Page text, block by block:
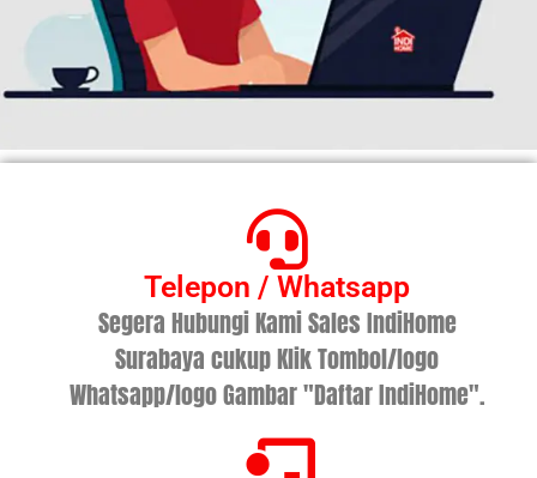
Telepon / Whatsapp
Segera Hubungi Kami Sales IndiHome
Surabaya cukup Klik Tombol/logo
Whatsapp/logo Gambar "Daftar IndiHome".